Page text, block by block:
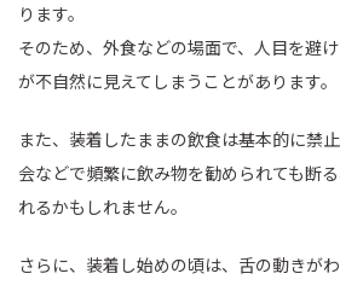
ります。
そのため、外食などの場面で、人目を避
が不自然に見えてしまうことがあります。
また、装着したままの飲食は基本的に禁
会などで頻繁に飲み物を勧められても断
れるかもしれません。
さらに、装着し始めの頃は、舌の動きが